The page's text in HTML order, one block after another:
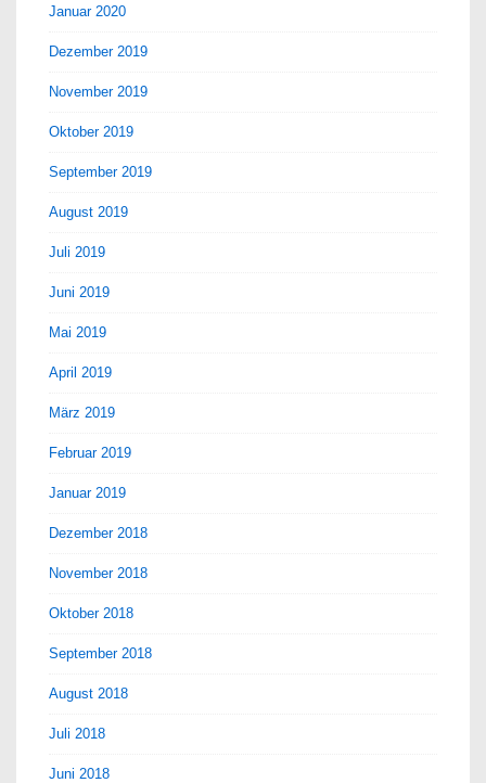
Januar 2020
Dezember 2019
November 2019
Oktober 2019
September 2019
August 2019
Juli 2019
Juni 2019
Mai 2019
April 2019
März 2019
Februar 2019
Januar 2019
Dezember 2018
November 2018
Oktober 2018
September 2018
August 2018
Juli 2018
Juni 2018